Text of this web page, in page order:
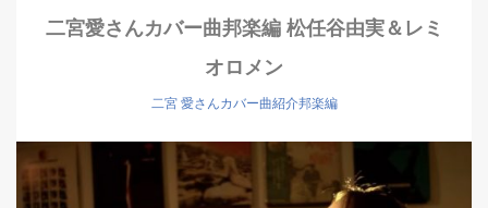
二宮愛さんカバー曲邦楽編 松任谷由実＆レミ
オロメン
二宮 愛さんカバー曲紹介邦楽編